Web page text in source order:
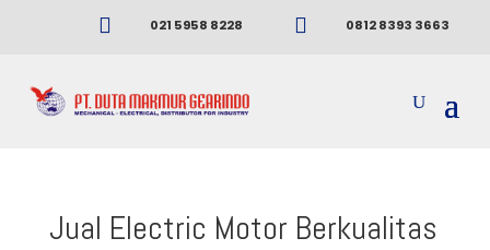
 021 5958 8228  0812 8393 3663
Jual Electric Motor Berkualitas